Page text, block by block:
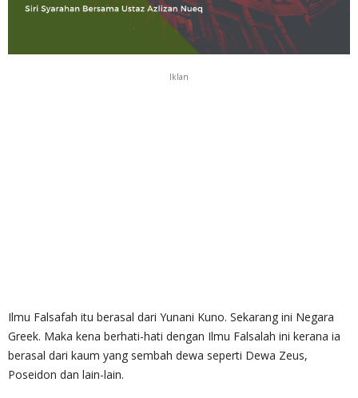
Iklan
Ilmu Falsafah itu berasal dari Yunani Kuno. Sekarang ini Negara
Greek. Maka kena berhati-hati dengan Ilmu Falsalah ini kerana ia
berasal dari kaum yang sembah dewa seperti Dewa Zeus,
Poseidon dan lain-lain.